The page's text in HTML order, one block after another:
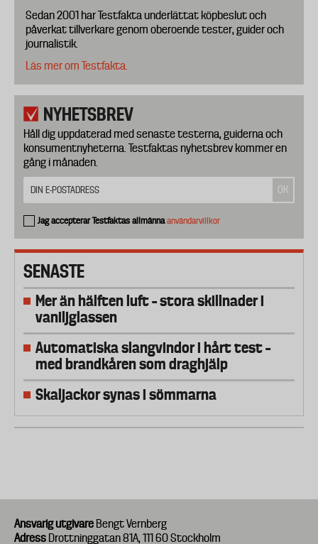
Sedan 2001 har Testfakta underlättat köpbeslut och
påverkat tillverkare genom oberoende tester, guider och
journalistik.
Läs mer om Testfakta.
NYHETSBREV
Håll dig uppdaterad med senaste testerna, guiderna och
konsumentnyheterna. Testfaktas nyhetsbrev kommer en
gång i månaden.
Jag accepterar Testfaktas allmännaanvändarvillkor
SENASTE
Mer än hälften luft – stora skillnader i
vaniljglassen
Automatiska slangvindor i hårt test –
med brandkåren som draghjälp
Skaljackor synas i sömmarna
Ansvarig utgivare Bengt Vernberg
Adress Drottninggatan 81A, 111 60 Stockholm